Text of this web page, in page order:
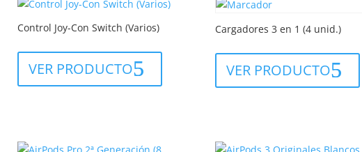
Control Joy-Con Switch (Varios)
VER PRODUCTO
Cargadores 3 en 1 (4 unid.)
VER PRODUCTO